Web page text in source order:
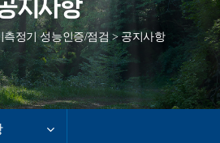
지사항
측정기 성능인증/점검>공지사항